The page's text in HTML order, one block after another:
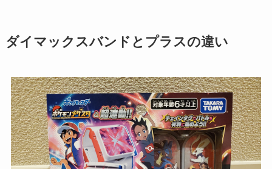
ダイマックスバンドとプラスの違い